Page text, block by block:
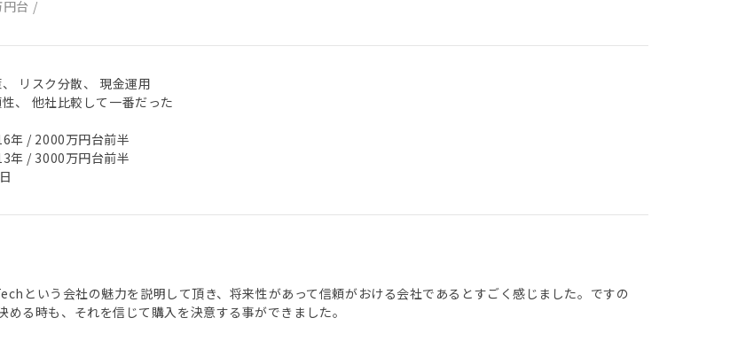
台 /
リスク分散、 現金運用
、 他社比較して一番だった
年 / 2000万円台前半
年 / 3000万円台前半
という会社の魅力を説明して頂き、将来性があって信頼がおける会社であるとすごく感じました。ですの
める時も、それを信じて購入を決意する事ができました。